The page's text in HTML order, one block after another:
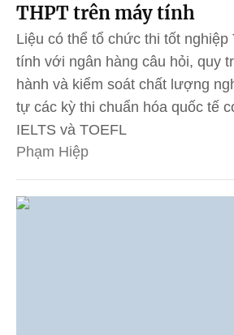
THPT trên máy tính
Liệu có thể tổ chức thi tốt nghiệp
tính với ngân hàng câu hỏi, quy
hành và kiểm soát chất lượng
tự các kỳ thi chuẩn hóa quốc tế
IELTS và TOEFL
Phạm Hiệp